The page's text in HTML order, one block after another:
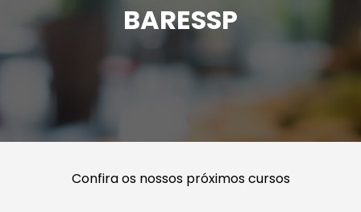
BARESSP
Confira os nossos próximos cursos